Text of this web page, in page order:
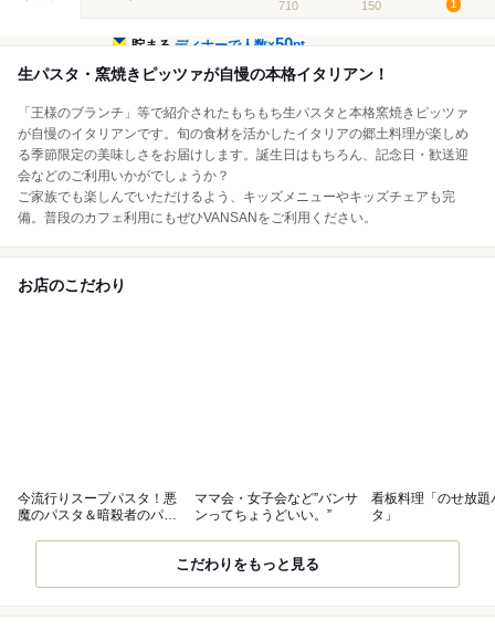
710 150 1
貯まるディナーで人数×50pt
生パスタ・窯焼きピッツァが自慢の本格イタリアン！
「王様のブランチ」等で紹介されたもちもち生パスタと本格窯焼きピッツァ
が自慢のイタリアンです。旬の食材を活かしたイタリアの郷土料理が楽しめ
る季節限定の美味しさをお届けします。誕生日はもちろん、記念日・歓送迎
会などのご利用いかがでしょうか？
ご家族でも楽しんでいただけるよう、キッズメニューやキッズチェアも完
備。普段のカフェ利用にもぜひVANSANをご利用ください。
お店のこだわり
今流行りスープパスタ！悪
魔のパスタ＆暗殺者のパス
ママ会・女子会など”バンサ
ンってちょうどいい。”
看板料理「のせ放題
タ」
こだわりをもっと見る